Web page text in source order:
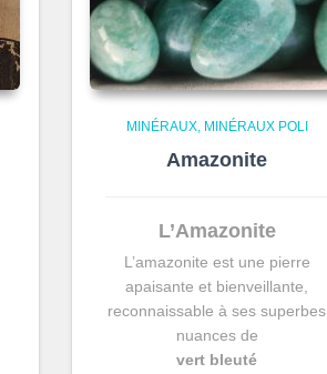
MINÉRAUX MINÉRAUX POLI
Amazonite
L’Amazonite
L’amazonite est une pierre
apaisante et bienveillante,
reconnaissable à ses superbes
nuances de
vert bleuté